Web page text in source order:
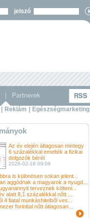
jelszó
Reklám Egészségmarketing
Az év elején átlagosan mintegy
6 százalékkal emelték a fizikai
dolgozók bérét
2026-02-18 09:09
is különösen sokan jelent...
aggódnak a magyarok a nyugd...
terveznek költeni...
alatt 8,1 százalékkal nőtt ...
4 fiatal munkáshitelből ves...
forinttal nőtt átlagosan...